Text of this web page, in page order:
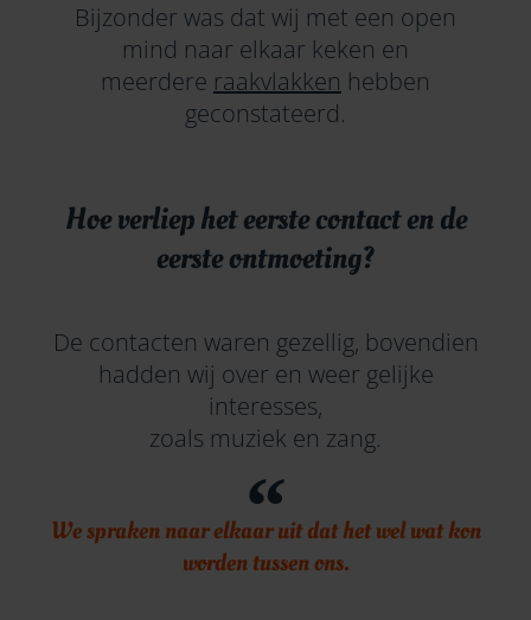
Bijzonder was dat wij met een open
mind naar elkaar keken en
meerdere raakvlakken hebben
geconstateerd.
Hoe verliep het eerste contact en de
eerste ontmoeting?
De contacten waren gezellig, bovendien
hadden wij over en weer gelijke
interesses,
zoals muziek en zang.
We spraken naar elkaar uit dat het wel wat kon
worden tussen ons.